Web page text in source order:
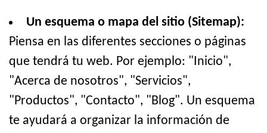
Un esquema o mapa del sitio (Sitemap):
Piensa en las diferentes secciones o páginas
que tendrá tu web. Por ejemplo: "Inicio",
"Acerca de nosotros", "Servicios",
"Productos", "Contacto", "Blog". Un esquema
te ayudará a organizar la información de